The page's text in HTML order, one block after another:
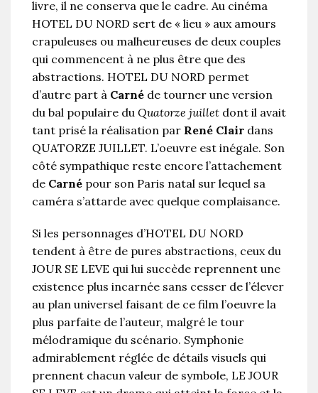
livre, il ne conserva que le cadre. Au cinéma
HOTEL DU NORD sert de « lieu » aux amours
crapuleuses ou malheureuses de deux couples
qui commencent à ne plus être que des
abstractions. HOTEL DU NORD permet
d’autre part à Carné de tourner une version
du bal populaire du Quatorze juillet dont il avait
tant prisé la réalisation par René Clair dans
QUATORZE JUILLET. L’oeuvre est inégale. Son
côté sympathique reste encore l’attachement
de Carné pour son Paris natal sur lequel sa
caméra s’attarde avec quelque complaisance.
Si les personnages d’HOTEL DU NORD
tendent à être de pures abstractions, ceux du
JOUR SE LEVE qui lui succède reprennent une
existence plus incarnée sans cesser de l’élever
au plan universel faisant de ce film l’oeuvre la
plus parfaite de l’auteur, malgré le tour
mélodramique du scénario. Symphonie
admirablement réglée de détails visuels qui
prennent chacun valeur de symbole, LE JOUR